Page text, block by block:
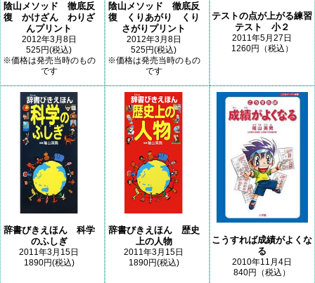
陰山メソッド 徹底反
復 かけざん わりざ
んプリント
2012年3月8日
525円(税込)
※価格は発売当時のもの
です
陰山メソッド 徹底反
復 くりあがり くり
さがりプリント
2012年3月8日
525円(税込)
※価格は発売当時のもの
です
テストの点が上がる練習
テスト 小２
2011年5月27日
1260円（税込）
辞書びきえほん 科学
のふしぎ
2011年3月15日
1890円(税込)
辞書びきえほん 歴史
上の人物
2011年3月15日
1890円(税込)
こうすれば成績がよくな
る
2010年11月4日
840円（税込）